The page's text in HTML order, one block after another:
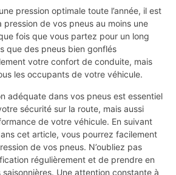
pression optimale toute l’année, il est
pression de vos pneus au moins une
fois que vous partez pour un long
que des pneus bien gonflés
votre confort de conduite, mais
les occupants de votre véhicule.
adéquate dans vos pneus est essentiel
sécurité sur la route, mais aussi
de votre véhicule. En suivant
cet article, vous pourrez facilement
de vos pneus. N’oubliez pas
régulièrement et de prendre en
Une attention constante à